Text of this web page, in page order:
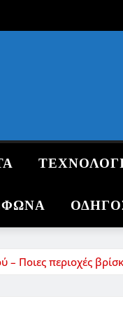
Ποιες περιοχές